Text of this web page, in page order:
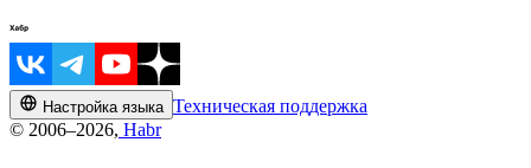
Настройка языка Техническая поддержка
© 2006–2026, Habr